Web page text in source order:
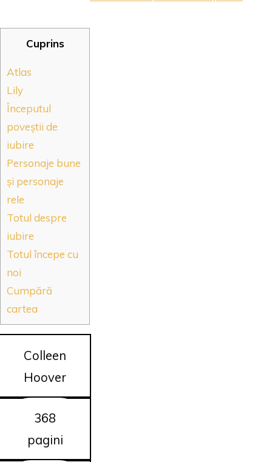
Cuprins
Atlas
Lily
Începutul
poveștii de
iubire
Personaje bune
și personaje
rele
Totul despre
iubire
Totul începe cu
noi
Cumpără
cartea
Colleen
Hoover
368
pagini